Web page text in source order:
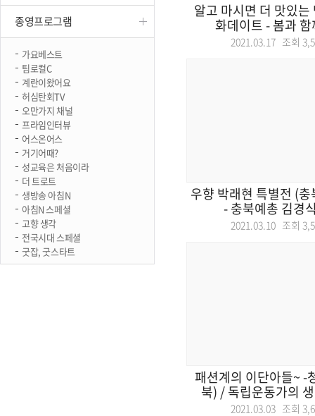
종영프로그램
가요베스트
팀로컬C
계란이왔어요
허심탄회TV
오만가지 채널
프라임인터뷰
어스온어스
거기어때?
성교육은 처음이라
더 트로트
생방송 아침N
아침N 스페셜
고향 생각
전국시대 스페셜
굿잡, 굿스타트
알고 마시면 더 맛있
화데이트 - 봄과
2021.03.17 조회
우향 박래현 특별전 (
- 충북예총 김경
2021.03.10 조회
패션계의 이단아들~ -
북) / 독립운동가의
2021.03.03 조회